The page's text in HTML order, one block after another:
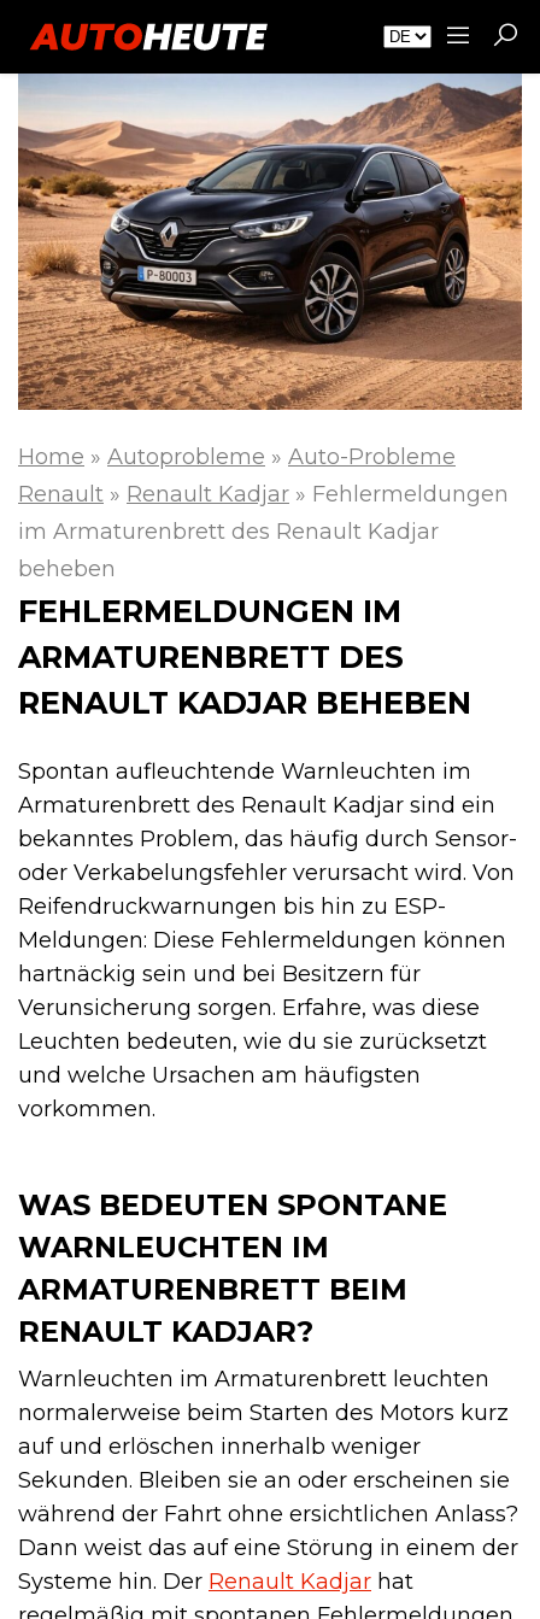
Home » Autoprobleme » Auto-Probleme
Renault » Renault Kadjar » Fehlermeldungen
im Armaturenbrett des Renault Kadjar
beheben
FEHLERMELDUNGEN IM
ARMATURENBRETT DES
RENAULT KADJAR BEHEBEN
Spontan aufleuchtende Warnleuchten im
Armaturenbrett des Renault Kadjar sind ein
bekanntes Problem, das häufig durch Sensor-
oder Verkabelungsfehler verursacht wird. Von
Reifendruckwarnungen bis hin zu ESP-
Meldungen: Diese Fehlermeldungen können
hartnäckig sein und bei Besitzern für
Verunsicherung sorgen. Erfahre, was diese
Leuchten bedeuten, wie du sie zurücksetzt
und welche Ursachen am häufigsten
vorkommen.
WAS BEDEUTEN SPONTANE
WARNLEUCHTEN IM
ARMATURENBRETT BEIM
RENAULT KADJAR?
Warnleuchten im Armaturenbrett leuchten
normalerweise beim Starten des Motors kurz
auf und erlöschen innerhalb weniger
Sekunden. Bleiben sie an oder erscheinen sie
während der Fahrt ohne ersichtlichen Anlass?
Dann weist das auf eine Störung in einem der
Systeme hin. Der Renault Kadjar hat